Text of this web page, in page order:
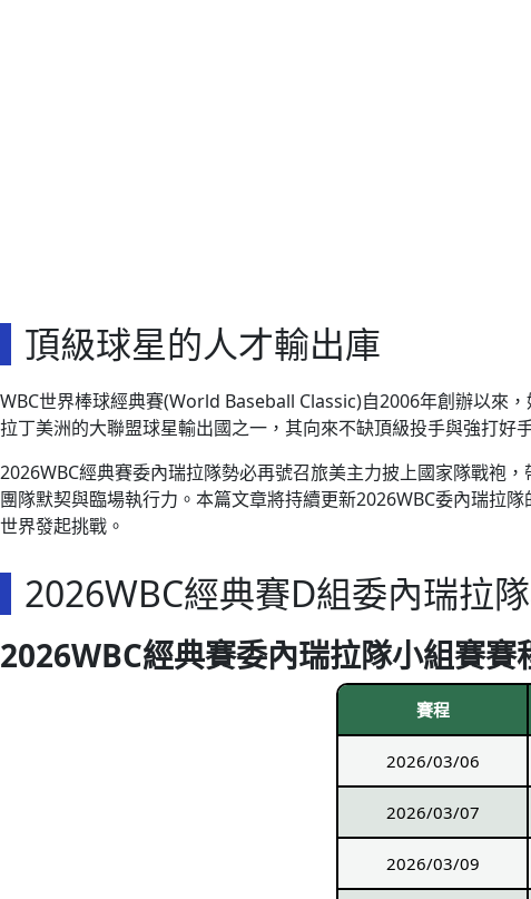
頂級球星的人才輸出庫
WBC世界棒球經典賽(World Baseball Classic)自2006年創辦以來
拉丁美洲的大聯盟球星輸出國之一，其向來不缺頂級投手與強打
2026WBC經典賽委內瑞拉隊勢必再號召旅美主力披上國家隊戰袍
團隊默契與臨場執行力。本篇文章將持續更新2026WBC委內瑞拉
世界發起挑戰。
2026WBC經典賽D組委內瑞拉
2026WBC經典賽委內瑞拉隊小組賽賽
賽程
2026/03/06
2026/03/07
2026/03/09